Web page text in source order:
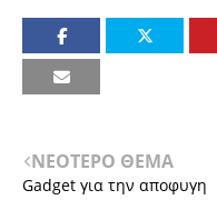
ΝΕΟΤΕΡΟ ΘΕΜΑ
Gadget για την αποφυγη